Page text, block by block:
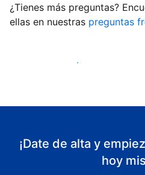
¿Tienes más preguntas?
ellas en nuestras preguntas
Empieza a recibir clientes
¡Date de alta y
hoy